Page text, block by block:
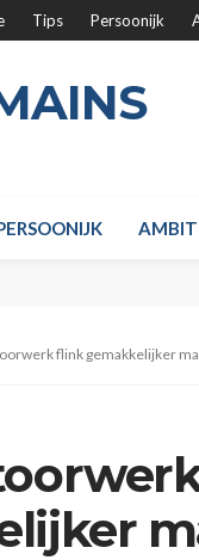
Tips Persoonijk
flink gemakkelijker